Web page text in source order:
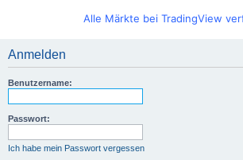
Alle Märkte bei TradingView
Anmelden
Benutzername:
Passwort:
Ich habe mein Passwort vergessen